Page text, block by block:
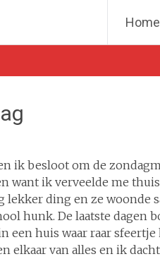
Home
ik besloot om de
want ik verveelde me
lekker ding en ze woonde
hunk. De laatste dagen
een huis waar raar
elkaar van alles en ik